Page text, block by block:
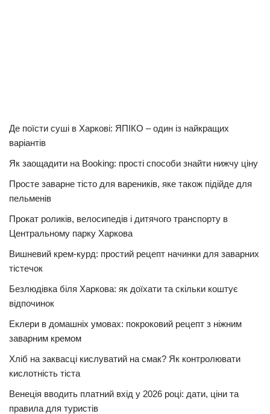
Де поїсти суші в Харкові: ЯПІКО – один із найкращих
варіантів
Як заощадити на Booking: прості способи знайти нижчу ціну
Просте заварне тісто для вареників, яке також підійде для
пельменів
Прокат роликів, велосипедів і дитячого транспорту в
Центральному парку Харкова
Вишневий крем-курд: простий рецепт начинки для заварних
тістечок
Безлюдівка біля Харкова: як доїхати та скільки коштує
відпочинок
Еклери в домашніх умовах: покроковий рецепт з ніжним
заварним кремом
Хліб на заквасці кислуватий на смак? Як контролювати
кислотність тіста
Венеція вводить платний вхід у 2026 році: дати, ціни та
правила для туристів